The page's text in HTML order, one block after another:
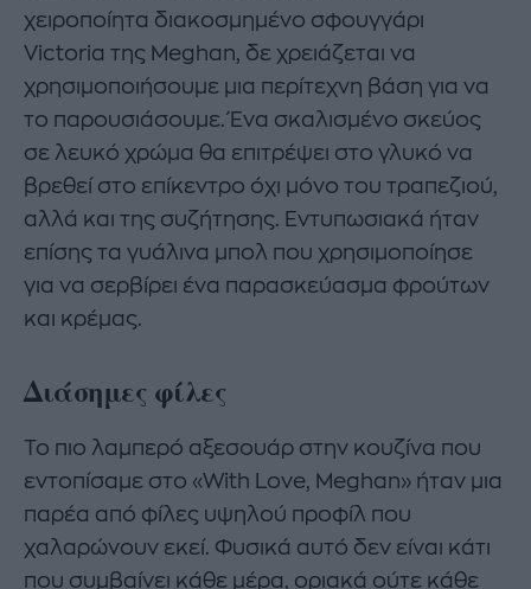
χειροποίητα διακοσμημένο σφουγγάρι
Victoria της Meghan, δε χρειάζεται να
χρησιμοποιήσουμε μια περίτεχνη βάση για να
το παρουσιάσουμε. Ένα σκαλισμένο σκεύος
σε λευκό χρώμα θα επιτρέψει στο γλυκό να
βρεθεί στο επίκεντρο όχι μόνο του τραπεζιού,
αλλά και της συζήτησης. Εντυπωσιακά ήταν
επίσης τα γυάλινα μπολ που χρησιμοποίησε
για να σερβίρει ένα παρασκεύασμα φρούτων
και κρέμας.
Διάσημες φίλες
Το πιο λαμπερό αξεσουάρ στην κουζίνα που
εντοπίσαμε στο «With Love, Meghan» ήταν μια
παρέα από φίλες υψηλού προφίλ που
χαλαρώνουν εκεί. Φυσικά αυτό δεν είναι κάτι
που συμβαίνει κάθε μέρα, οριακά ούτε κάθε